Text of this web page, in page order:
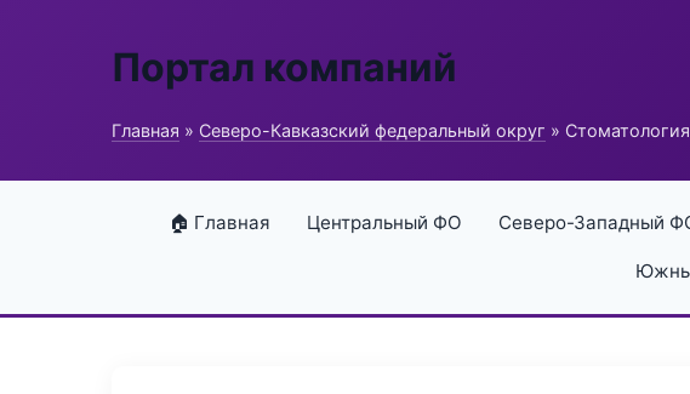
Портал компаний
Главная » Северо-Кавказский федеральный округ »
🏠 Главная Центральный ФО Северо-Западный